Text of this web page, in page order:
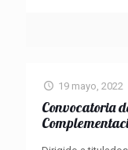
19 mayo, 2022
Convocatoria